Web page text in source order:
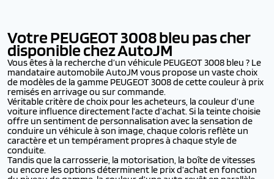
Votre PEUGEOT 3008bleu pas cher
disponible chez AutoJM
Vous êtes à la recherche d’un véhicule PEUGEOT 3008 bleu ? Le
mandataire automobile AutoJM vous propose un vaste choix
de modèles de la gamme PEUGEOT 3008 de cette couleur à prix
remisés en arrivage ou sur commande.
Véritable critère de choix pour les acheteurs, la couleur d’une
voiture influence directement l’acte d’achat. Si la teinte choisie
offre un sentiment de personnalisation avec la sensation de
conduire un véhicule à son image, chaque coloris reflète un
caractère et un tempérament propres à chaque style de
conduite.
Tandis que la carrosserie, la motorisation, la boîte de vitesses
ou encore les options déterminent le prix d’achat en fonction